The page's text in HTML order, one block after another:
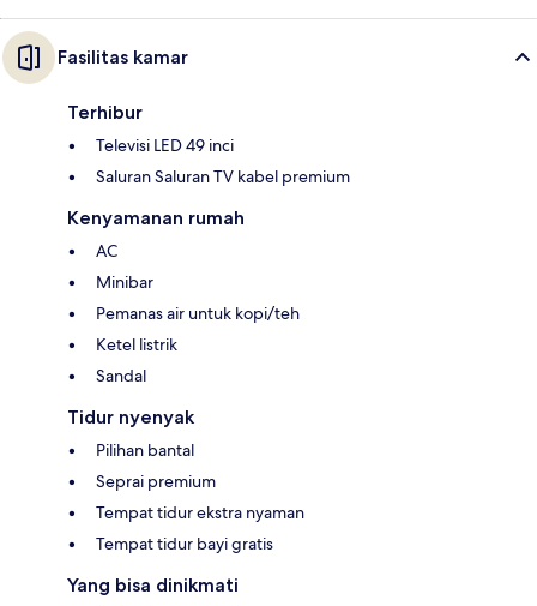
Fasilitas kamar
Terhibur
Televisi LED 49 inci
Saluran Saluran TV kabel premium
Kenyamanan rumah
AC
Minibar
Pemanas air untuk kopi/teh
Ketel listrik
Sandal
Tidur nyenyak
Pilihan bantal
Seprai premium
Tempat tidur ekstra nyaman
Tempat tidur bayi gratis
Yang bisa dinikmati